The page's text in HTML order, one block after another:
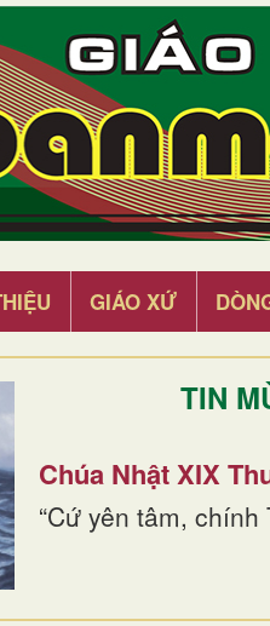
GIÁO XỨ
TIN
Chúa Nhật XIX
“Cứ yên tâm,